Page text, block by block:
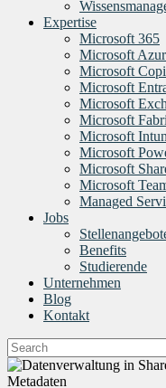
Expertise
Microsoft 365
Microsoft
Microsoft
Microsoft
Microsoft
Microsoft
Microsoft
Microsoft
Microsoft
Microsoft
Managed
Jobs
Benefits
Studierende
Unternehmen
Blog
Kontakt